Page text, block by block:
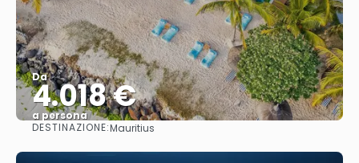
Da
4.018 €
a persona
DESTINAZIONE:Mauritius